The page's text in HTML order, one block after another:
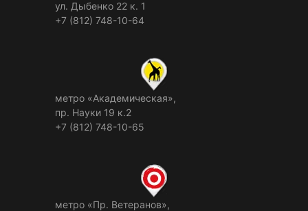
ул. Дыбенко 22 к. 1
+7 (812) 748-10-64
метро «Академическая»,
пр. Науки 19 к.2
+7 (812) 748-10-65
метро «Пр. Ветеранов»,